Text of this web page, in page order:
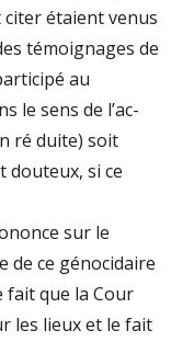
citer étaient venus
témoignages de
au
le sens de l’ac­
ré­ duite) soit
douteux, si ce
sur le
de ce génocidaire
fait que la Cour
les lieux et le fait